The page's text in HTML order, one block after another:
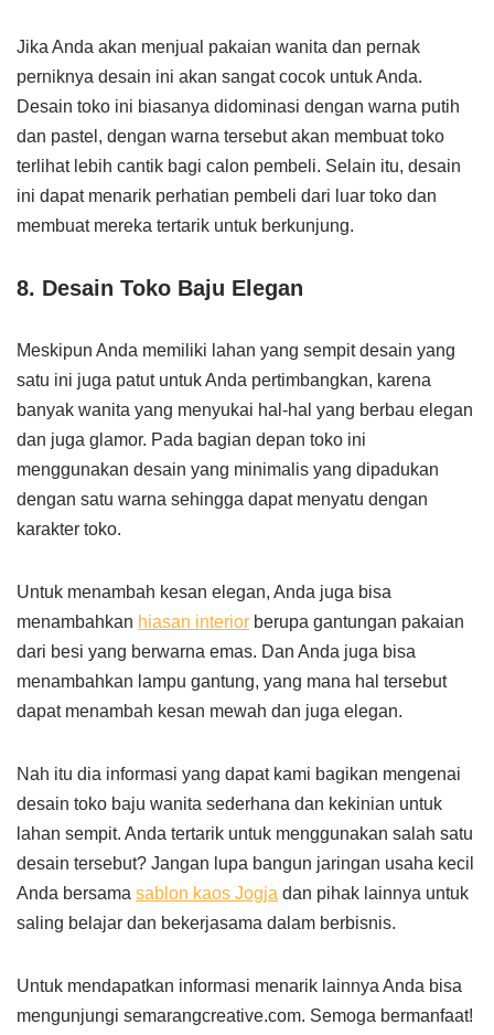
Jika Anda akan menjual pakaian wanita dan pernak
perniknya desain ini akan sangat cocok untuk Anda.
Desain toko ini biasanya didominasi dengan warna putih
dan pastel, dengan warna tersebut akan membuat toko
terlihat lebih cantik bagi calon pembeli. Selain itu, desain
ini dapat menarik perhatian pembeli dari luar toko dan
membuat mereka tertarik untuk berkunjung.
8. Desain Toko Baju Elegan
Meskipun Anda memiliki lahan yang sempit desain yang
satu ini juga patut untuk Anda pertimbangkan, karena
banyak wanita yang menyukai hal-hal yang berbau elegan
dan juga glamor. Pada bagian depan toko ini
menggunakan desain yang minimalis yang dipadukan
dengan satu warna sehingga dapat menyatu dengan
karakter toko.
Untuk menambah kesan elegan, Anda juga bisa
menambahkan hiasan interior berupa gantungan pakaian
dari besi yang berwarna emas. Dan Anda juga bisa
menambahkan lampu gantung, yang mana hal tersebut
dapat menambah kesan mewah dan juga elegan.
Nah itu dia informasi yang dapat kami bagikan mengenai
desain toko baju wanita sederhana dan kekinian untuk
lahan sempit. Anda tertarik untuk menggunakan salah satu
desain tersebut? Jangan lupa bangun jaringan usaha kecil
Anda bersama sablon kaos Jogja dan pihak lainnya untuk
saling belajar dan bekerjasama dalam berbisnis.
Untuk mendapatkan informasi menarik lainnya Anda bisa
mengunjungi semarangcreative.com. Semoga bermanfaat!